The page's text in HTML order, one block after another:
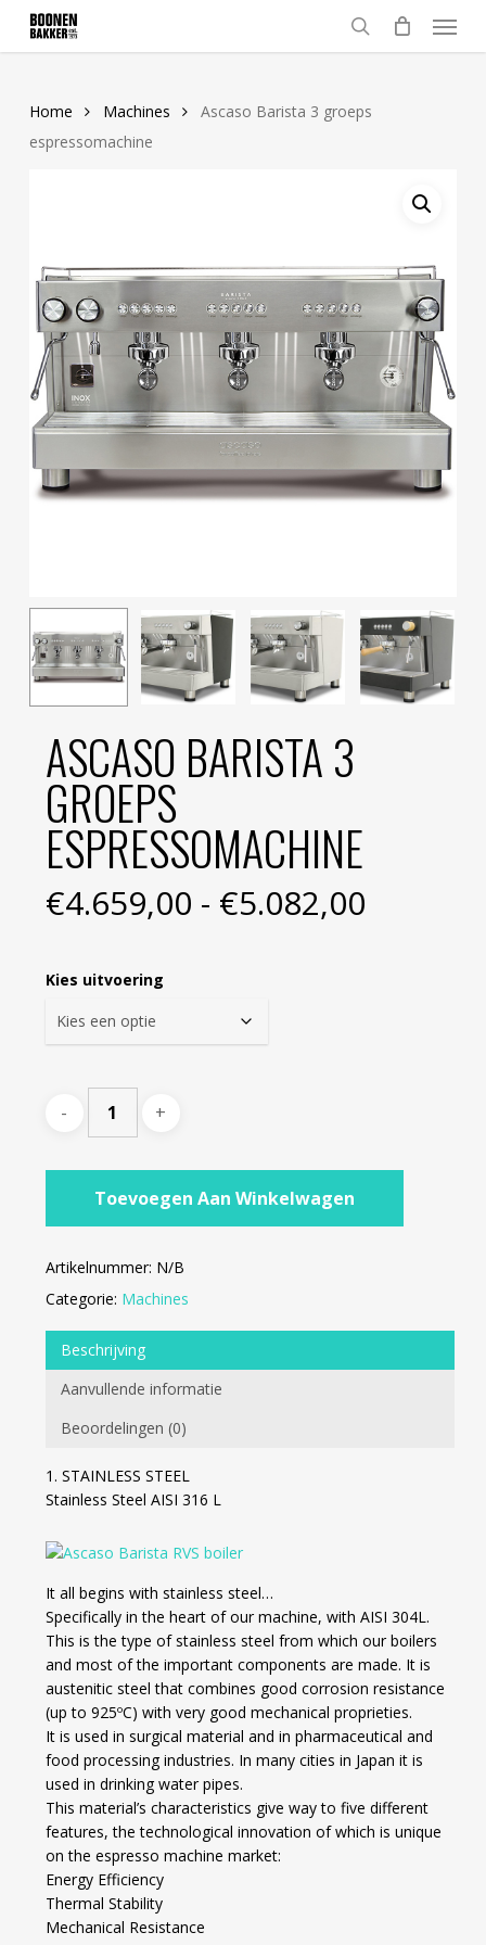
main
search
Menu
Home Machines
Ascaso Barista 3 groeps
espressomachine
ASCASO BARISTA 3
GROEPS
ESPRESSOMACHINE
€4.659,00 - €5.082,00
Kies uitvoering
Toevoegen Aan Winkelwagen
Artikelnummer: N/B
Categorie: Machines
Beschrijving
Aanvullende informatie
Beoordelingen (0)
1. STAINLESS STEEL
Stainless Steel AISI 316 L
It all begins with stainless steel…
Specifically in the heart of our machine, with AISI 304L.
This is the type of stainless steel from which our boilers
and most of the important components are made. It is
austenitic steel that combines good corrosion resistance
(up to 925ºC) with very good mechanical proprieties.
It is used in surgical material and in pharmaceutical and
food processing industries. In many cities in Japan it is
used in drinking water pipes.
This material’s characteristics give way to five different
features, the technological innovation of which is unique
on the espresso machine market:
Energy Efficiency
Thermal Stability
Mechanical Resistance